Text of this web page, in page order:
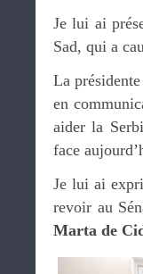
Je lui ai
Sad, qui a
La
en
aider la
face
Je lui ai
revoir au
Marta de